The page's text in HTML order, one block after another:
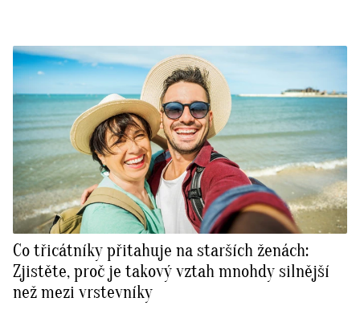
Co třicátníky přitahuje na starších ženách:
Zjistěte, proč je takový vztah mnohdy silnější
než mezi vrstevníky